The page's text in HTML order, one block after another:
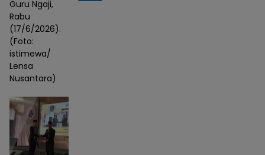
Guru Ngaji,
Rabu
(17/6/2026).
(Foto:
istimewa/
Lensa
Nusantara)